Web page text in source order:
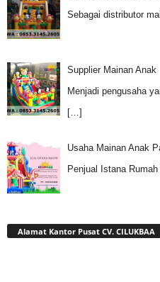
Sebagai distributor
Supplier Mainan Anak
Menjadi pengusaha
[…]
Usaha Mainan Anak
Penjual Istana
Alamat Kantor Pusat CV. CILUKBAA